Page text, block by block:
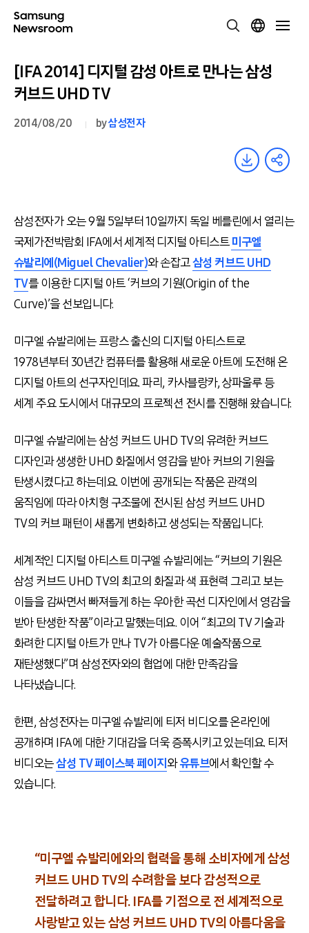
[IFA 2014] 디지털 감성 아트로 만나는 삼성
커브드 UHD TV
2014/08/20 by삼성전자
삼성전자가 오는 9월 5일부터 10일까지 독일 베를린에서 열리는
국제가전박람회 IFA에서 세계적 디지털 아티스트미구엘
슈발리에(Miguel Chevalier)와 손잡고삼성 커브드 UHD
TV를 이용한 디지털 아트 ‘커브의 기원(Origin of the
Curve)’을 선보입니다.
미구엘 슈발리에는 프랑스 출신의 디지털 아티스트로
1978년부터 30년간 컴퓨터를 활용해 새로운 아트에 도전해 온
디지털 아트의 선구자인데요. 파리, 카사블랑카, 상파울루 등
세계 주요 도시에서 대규모의 프로젝션 전시를 진행해 왔습니다.
미구엘 슈발리에는 삼성 커브드 UHD TV의 유려한 커브드
디자인과 생생한 UHD 화질에서 영감을 받아 커브의 기원을
탄생시켰다고 하는데요. 이번에 공개되는 작품은 관객의
움직임에 따라 아치형 구조물에 전시된 삼성 커브드 UHD
TV의 커브 패턴이 새롭게 변화하고 생성되는 작품입니다.
세계적인 디지털 아티스트 미구엘 슈발리에는 “커브의 기원은
삼성 커브드 UHD TV의 최고의 화질과 색 표현력 그리고 보는
이들을 감싸면서 빠져들게 하는 우아한 곡선 디자인에서 영감을
받아 탄생한 작품”이라고 말했는데요. 이어 “최고의 TV 기술과
화려한 디지털 아트가 만나 TV가 아름다운 예술작품으로
재탄생했다”며 삼성전자와의 협업에 대한 만족감을
나타냈습니다.
한편, 삼성전자는 미구엘 슈발리에 티저 비디오를 온라인에
공개하며 IFA에 대한 기대감을 더욱 증폭시키고 있는데요. 티저
비디오는삼성 TV 페이스북 페이지 와유튜브에서 확인할 수
있습니다.
“미구엘 슈발리에와의 협력을 통해 소비자에게 삼성
커브드 UHD TV의 수려함을 보다 감성적으로
전달하려고 합니다. IFA를 기점으로 전 세계적으로
사랑받고 있는 삼성 커브드 UHD TV의 아름다움을